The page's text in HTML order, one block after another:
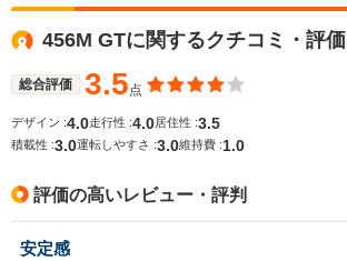
WLTCモード
燃費
456M GTに関するクチコミ・評価
総合評価 3.5点
デザイン :4.0走行性 :4.0 居住性 :3.5
積載性 :3.0運転しやすさ :3.0維持費 :1.0
評価の高いレビュー・評判
安定感